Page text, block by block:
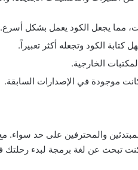
مما يجعل الكود يعمل بشكل أسرع.
الكود وتجعله أكثر تعبيراً.
الخارجية.
موجودة في الإصدارات السابقة.
تبحث عن لغة برمجة لبدء رحلتك